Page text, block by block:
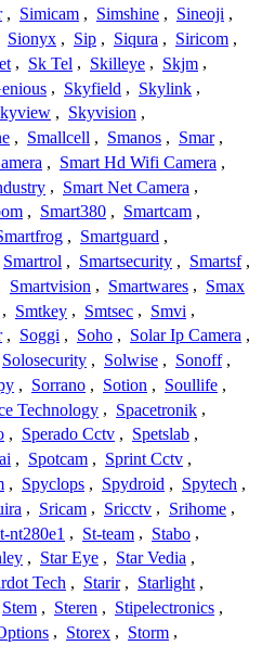
, Simicam , Simshine , Sineoji ,
Sionyx , Sip , Siqura , Siricom ,
, Sk Tel , Skilleye , Skjm ,
, Skyfield , Skylink ,
, Skyvision ,
, Smallcell , Smanos , Smar ,
, Smart Hd Wifi Camera ,
, Smart Net Camera ,
, Smart380 , Smartcam ,
, Smartguard ,
Smartrol , Smartsecurity , Smartsf ,
Smartvision , Smartwares , Smax
, Smtkey , Smtsec , Smvi ,
, Soggi , Soho , Solar Ip Camera ,
Solosecurity , Solwise , Sonoff ,
, Sorrano , Sotion , Soullife ,
Technology , Spacetronik ,
, Sperado Cctv , Spetslab ,
, Spotcam , Sprint Cctv ,
, Spyclops , Spydroid , Spytech ,
, Sricam , Sricctv , Srihome ,
nt280e1 , St-team , Stabo ,
, Star Eye , Star Vedia ,
Tech , Starir , Starlight ,
Stem , Steren , Stipelectronics ,
, Storex , Storm ,